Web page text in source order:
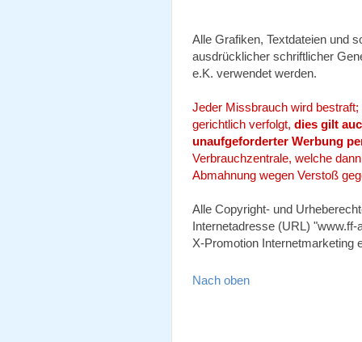
Alle Grafiken, Textdateien und
ausdrücklicher schriftlicher
e.K. verwendet werden.
Jeder Missbrauch wird
gerichtlich verfolgt, dies gilt
unaufgeforderter Werbung
Verbrauchzentrale, welche
Abmahnung wegen Verstoß
Alle Copyright- und
Internetadresse (URL)
X-Promotion Internetmarketing
Nach oben